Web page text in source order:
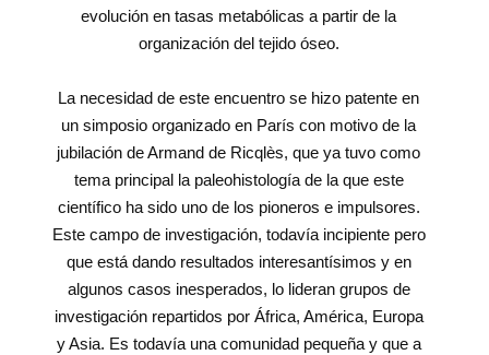
evolución en tasas metabólicas a partir de la
organización del tejido óseo.
La necesidad de este encuentro se hizo patente en
un simposio organizado en París con motivo de la
jubilación de Armand de Ricqlès, que ya tuvo como
tema principal la paleohistología de la que este
científico ha sido uno de los pioneros e impulsores.
Este campo de investigación, todavía incipiente pero
que está dando resultados interesantísimos y en
algunos casos inesperados, lo lideran grupos de
investigación repartidos por África, América, Europa
y Asia. Es todavía una comunidad pequeña y que a